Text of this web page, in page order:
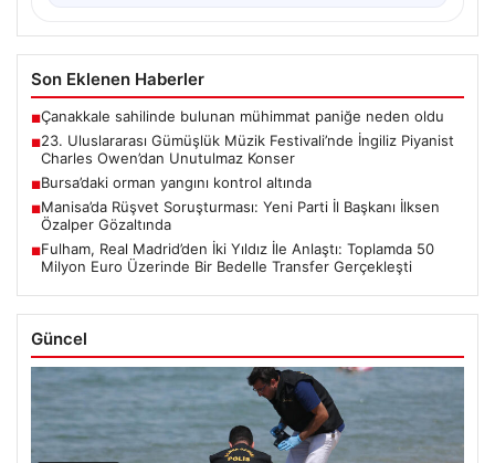
Son Eklenen Haberler
■Çanakkale sahilinde bulunan mühimmat paniğe neden oldu
■23. Uluslararası Gümüşlük Müzik Festivali’nde İngiliz Piyanist
Charles Owen’dan Unutulmaz Konser
■Bursa’daki orman yangını kontrol altında
■Manisa’da Rüşvet Soruşturması: Yeni Parti İl Başkanı İlksen
Özalper Gözaltında
■Fulham, Real Madrid’den İki Yıldız İle Anlaştı: Toplamda 50
Milyon Euro Üzerinde Bir Bedelle Transfer Gerçekleşti
Güncel